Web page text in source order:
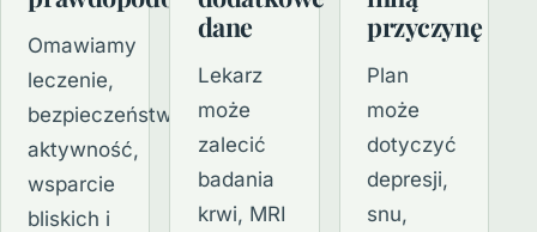
Omawiamy
leczenie,
bezpieczeństwo,
aktywność,
wsparcie
bliskich i
dane
Lekarz
może
zalecić
badania
krwi, MRI
przyczynę
Plan
może
dotyczyć
depresji,
snu,